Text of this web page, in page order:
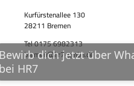
Kurfürstenallee 130
28211 Bremen
Tel 0175 6982313
bremen@hr7-gmbh.de
Bewirb dich jetzt über
bei HR7
ÜBER WHATSAPP
powered by